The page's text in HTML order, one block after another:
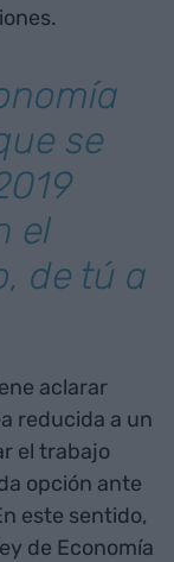
se
el
de tú a
aclarar
reducida a un
el trabajo
opción ante
este sentido,
de Economía